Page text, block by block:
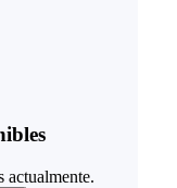
actualmente.